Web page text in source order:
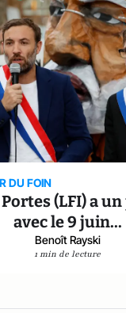
DU FOIN
(LFI) a
avec le 9 juin...
Benoît Rayski
1 min de lecture